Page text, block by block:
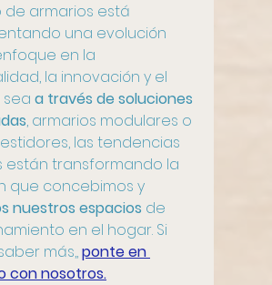
de armarios está
una evolución
en la
la innovación y el
sea a través de soluciones
, armarios modulares o
las tendencias
están transformando la
que concebimos y
nuestros espacios de
en el hogar. Si
más,, ponte en
con nosotros.